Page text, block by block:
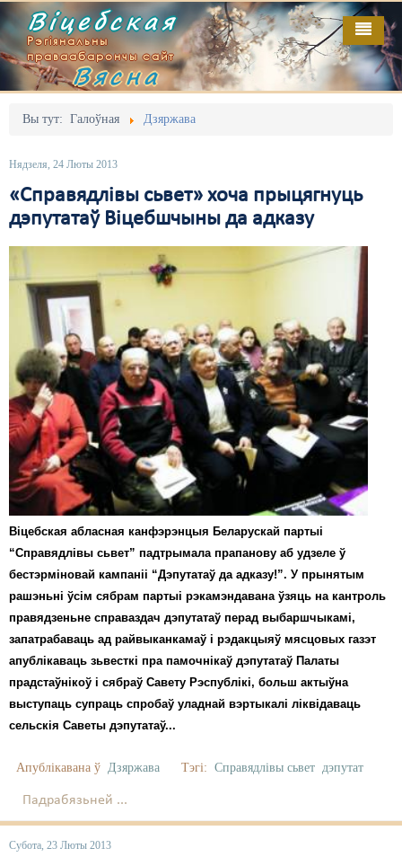
Віцебская
Рэгіянальны
праваабарончы сайт
Вясна
Вы тут: Галоўная Дзяржава
Нядзеля, 24 Люты 2013
«Справядлівы сьвет» хоча прыцягнуць
дэпутатаў Віцебшчыны да адказу
Віцебская абласная канфэрэнцыя Беларускай партыі
“Справядлівы сьвет” падтрымала прапанову аб удзеле ў
бестэрміновай кампаніі “Дэпутатаў да адказу!”. У прынятым
рашэньні ўсім сябрам партыі рэкамэндавана ўзяць на кантроль
правядзеньне справаздач дэпутатаў перад выбаршчыкамі,
запатрабаваць ад райвыканкамаў і рэдакцыяў мясцовых газэт
апублікаваць зьвесткі пра памочнікаў дэпутатаў Палаты
прадстаўнікоў і сябраў Савету Рэспублікі, больш актыўна
выступаць супраць спробаў уладнай вэртыкалі ліквідаваць
сельскія Саветы дэпутатаў...
Апублікавана ў Дзяржава Тэгі: Справядлівы сьвет дэпутат
Падрабязьней ...
Субота, 23 Люты 2013
Галоўная
Адміністрацыйны перасьлед
Безбар'ернае асяродзьдзе
Выбары
Грамадзянскія ініцыятывы
Дзяржава
Дыскрымінацыя
Затрыманьні
Карная псыхіятрыя
КПЧ ААН
Культурныя правы
Мігранты
Мірныя сходы
Палітвязьні
Праваабаронцы
Правы дзіцяці
Пэнітэнцыярная сыстэма
Распальваньне варожасьці
Рознае
Выданьні
Кантакт
Пра нас